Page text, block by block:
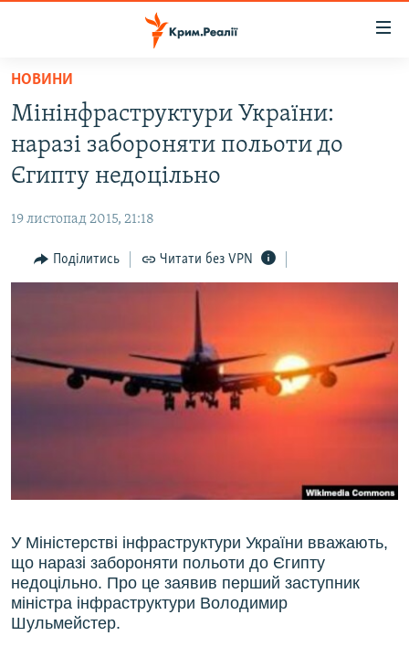
Перейти
основного
матеріалу
Перейти
до
основної
Перейти
до
ВОДА.КРИМ
ВІДЕО ТА ФОТО
БЛОГИ
ПОГЛЯД
СПЕЦПРОЕКТИ
ДЕПОРТАЦІЯ
ЯК ОБІЙТИ БЛОКУВАННЯ
Усі сайти RFE/RL
НОВИНИ
Мінінфраструктури України:
наразі забороняти польоти до
Єгипту недоцільно
19 листопад 2015, 21:18
Поділитись Читати без VPN
У Міністерстві інфраструктури України вважають,
що наразі забороняти польоти до Єгипту
недоцільно. Про це заявив перший заступник
міністра інфраструктури Володимир
Шульмейстер.